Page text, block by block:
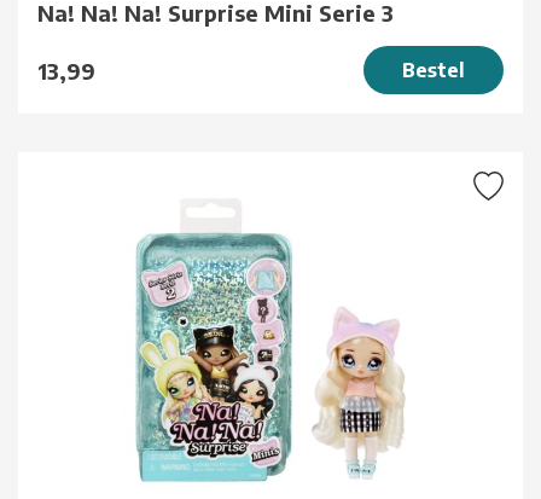
Na! Na! Na! Surprise Mini Serie 3
13,99 Bestel